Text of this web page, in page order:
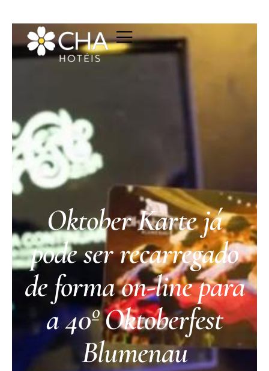
Oktober Karte já
pode ser recarregado
de forma on-line para
a 40º Oktoberfest
Blumenau